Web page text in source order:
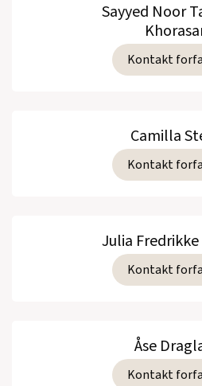
Sayyed Noor
Kontakt
Camilla
Kontakt
Julia
Kontakt
Åse
Kontakt